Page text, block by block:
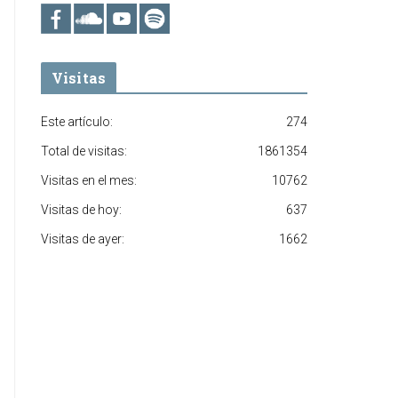
Visitas
274
Este artículo:
1861354
Total de visitas:
10762
Visitas en el mes:
637
Visitas de hoy:
1662
Visitas de ayer: